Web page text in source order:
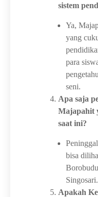
sistem
Ya,
yang
para
seni.
Apa saja
Majapahit
saat ini?
bisa
Singosari.
Apakah